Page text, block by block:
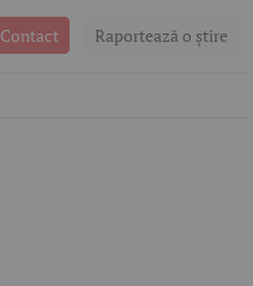
Contact Raportează o ştire